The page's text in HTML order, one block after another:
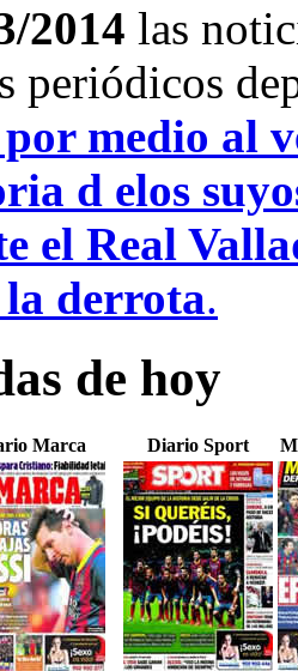
2014 las
periódicos
medio al
d elos
el Real
derrota.
de hoy
Marca Diario Sport